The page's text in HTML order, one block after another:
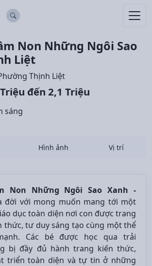
Non Những Ngôi Sao
Liệt
Thịnh Liệt
đến 2,1 Triệu
sáng
Hình ảnh Vị trí
Non Những Ngôi Sao Xanh -
đời với mong muốn mang tới một
dục toàn diện nơi con được trang
thức, tư duy sáng tạo cùng một thể
Các bé được học qua trải
bị đầy đủ hành trang kiến thức,
triển toàn diện và tự tin ở những